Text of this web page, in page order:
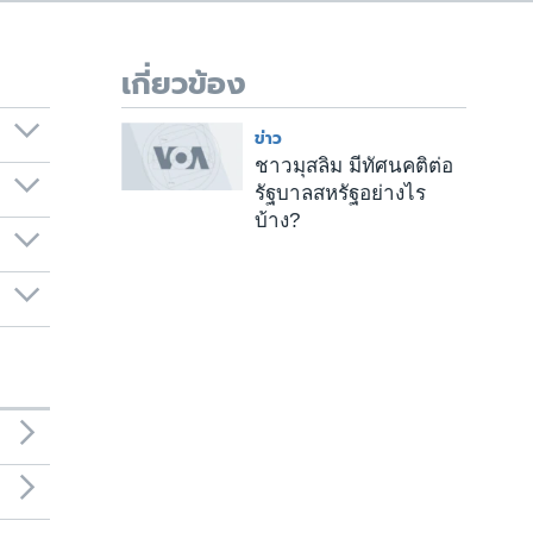
เกี่ยวข้อง
ข่าว
ชาวมุสลิม มีทัศนคติต่อ
รัฐบาลสหรัฐอย่างไร
บ้าง?